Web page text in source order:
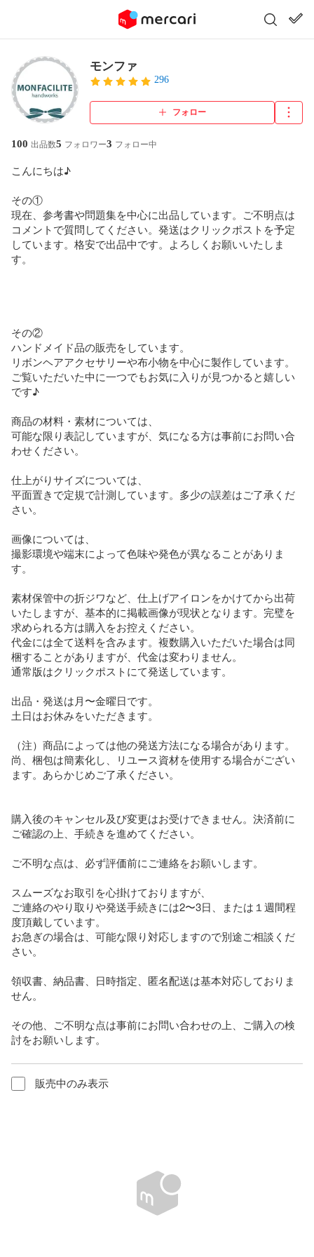
モンファ
296
フォロー
100 出品数5 フォロワー3 フォロー中
こんにちは♪
その①
現在、参考書や問題集を中心に出品しています。ご不明点は
コメントで質問してください。発送はクリックポストを予定
しています。格安で出品中です。よろしくお願いいたしま
す。
その②
ハンドメイド品の販売をしています。
リボンヘアアクセサリーや布小物を中心に製作しています。
ご覧いただいた中に一つでもお気に入りが見つかると嬉しい
です♪
商品の材料・素材については、
可能な限り表記していますが、気になる方は事前にお問い合
わせください。
仕上がりサイズについては、
平面置きで定規で計測しています。多少の誤差はご了承くだ
さい。
画像については、
撮影環境や端末によって色味や発色が異なることがありま
す。
素材保管中の折ジワなど、仕上げアイロンをかけてから出荷
いたしますが、基本的に掲載画像が現状となります。完璧を
求められる方は購入をお控えください。
代金には全て送料を含みます。複数購入いただいた場合は同
梱することがありますが、代金は変わりません。
通常版はクリックポストにて発送しています。
出品・発送は月〜金曜日です。
土日はお休みをいただきます。
（注）商品によっては他の発送方法になる場合があります。
尚、梱包は簡素化し、リユース資材を使用する場合がござい
ます。あらかじめご了承ください。
購入後のキャンセル及び変更はお受けできません。決済前に
ご確認の上、手続きを進めてください。
ご不明な点は、必ず評価前にご連絡をお願いします。
スムーズなお取引を心掛けておりますが、
ご連絡のやり取りや発送手続きには2〜3日、または１週間程
度頂戴しています。
お急ぎの場合は、可能な限り対応しますので別途ご相談くだ
さい。
領収書、納品書、日時指定、匿名配送は基本対応しておりま
せん。
その他、ご不明な点は事前にお問い合わせの上、ご購入の検
討をお願いします。
販売中のみ表示